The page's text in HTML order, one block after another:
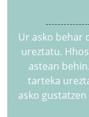
Ur asko behar
ureztatu.
astean
tarteka
asko